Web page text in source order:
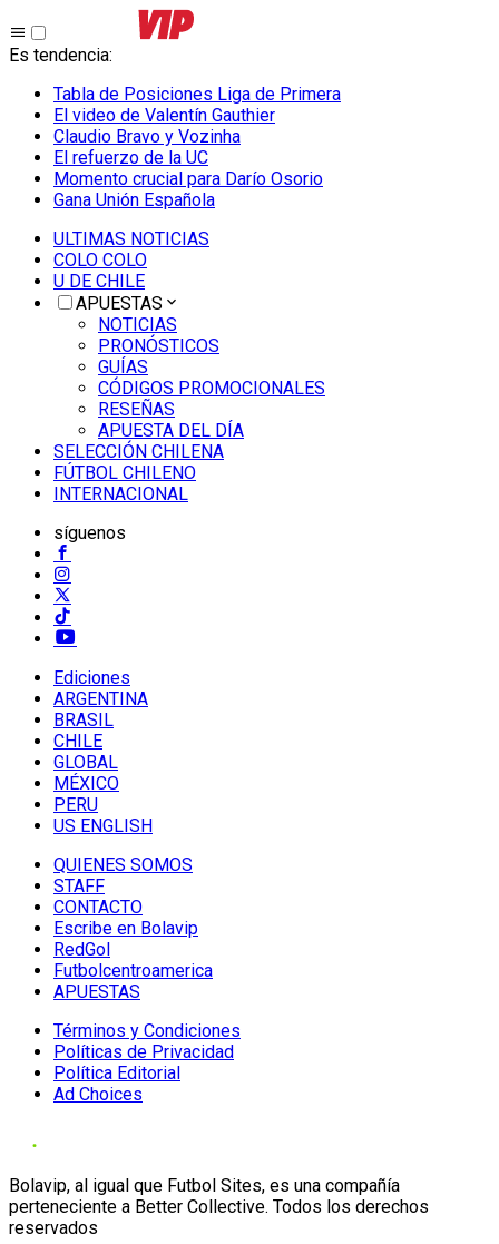
Es tendencia:
Tabla de Posiciones Liga de Primera
El video de Valentín Gauthier
Claudio Bravo y Vozinha
El refuerzo de la UC
Momento crucial para Darío Osorio
Gana Unión Española
ULTIMAS NOTICIAS
COLO COLO
U DE CHILE
APUESTAS
NOTICIAS
PRONÓSTICOS
GUÍAS
CÓDIGOS PROMOCIONALES
RESEÑAS
APUESTA DEL DÍA
SELECCIÓN CHILENA
FÚTBOL CHILENO
INTERNACIONAL
síguenos
Ediciones
ARGENTINA
BRASIL
CHILE
GLOBAL
MÉXICO
PERU
US ENGLISH
QUIENES SOMOS
STAFF
CONTACTO
Escribe en Bolavip
RedGol
Futbolcentroamerica
APUESTAS
Términos y Condiciones
Políticas de Privacidad
Política Editorial
Ad Choices
Bolavip, al igual que Futbol Sites, es una compañía
perteneciente a Better Collective. Todos los derechos
reservados